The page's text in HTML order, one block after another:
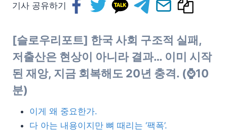
기사 공유하기
[슬로우리포트] 한국 사회 구조적 실패,
저출산은 현상이 아니라 결과… 이미 시작
된 재앙, 지금 회복해도 20년 충격. (⌚10
분)
이게 왜 중요한가.
다 아는 내용이지만 뼈 때리는 ‘팩폭’.